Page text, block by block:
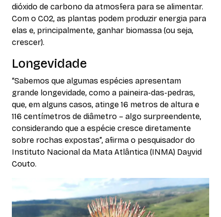
dióxido de carbono da atmosfera para se alimentar.
Com o CO2, as plantas podem produzir energia para
elas e, principalmente, ganhar biomassa (ou seja,
crescer).
Longevidade
“Sabemos que algumas espécies apresentam
grande longevidade, como a paineira-das-pedras,
que, em alguns casos, atinge 16 metros de altura e
116 centímetros de diâmetro – algo surpreendente,
considerando que a espécie cresce diretamente
sobre rochas expostas”, afirma o pesquisador do
Instituto Nacional da Mata Atlântica (INMA) Dayvid
Couto.